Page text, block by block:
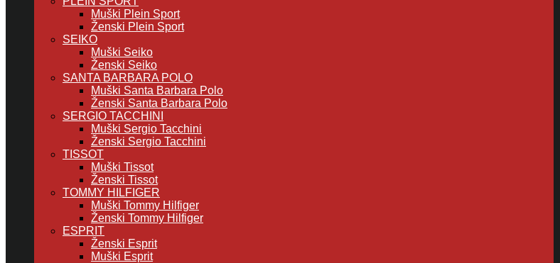
Muški Plein Sport
Ženski Plein Sport
SEIKO
Muški Seiko
Ženski Seiko
SANTA BARBARA POLO
Muški Santa Barbara Polo
Ženski Santa Barbara Polo
SERGIO TACCHINI
Muški Sergio Tacchini
Ženski Sergio Tacchini
TISSOT
Muški Tissot
Ženski Tissot
TOMMY HILFIGER
Muški Tommy Hilfiger
Ženski Tommy Hilfiger
ESPRIT
Ženski Esprit
Muški Esprit